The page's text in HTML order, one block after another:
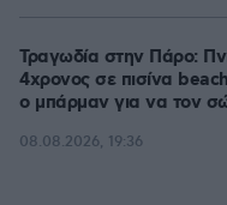
Τραγωδία στην Πάρο:
4χρονος σε πισίνα
ο μπάρμαν για να τον
08.08.2026, 19:36